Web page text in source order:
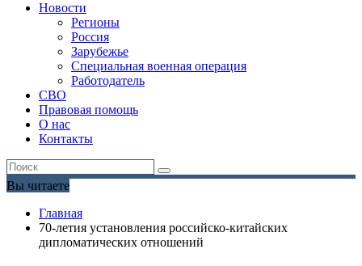
Новости
Регионы
Россия
Зарубежье
Специальная военная операция
Работодатель
СВО
Правовая помощь
О нас
Контакты
Вы читаете
Главная
70-летия установления российско-китайских
дипломатических отношений